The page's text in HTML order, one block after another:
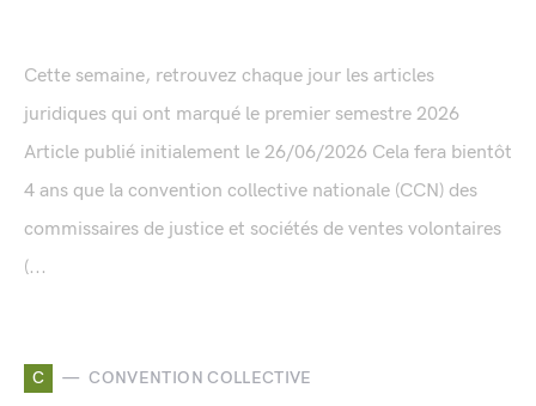
Cette semaine, retrouvez chaque jour les articles
juridiques qui ont marqué le premier semestre 2026
Article publié initialement le 26/06/2026 Cela fera bientôt
4 ans que la convention collective nationale (CCN) des
commissaires de justice et sociétés de ventes volontaires
(...
C CONVENTION COLLECTIVE